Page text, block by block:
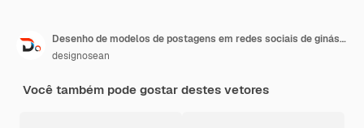
Desenho de modelos de postagens em redes sociais de ginásio esportivo e fitness
designosean
Você também pode gostar destes vetores